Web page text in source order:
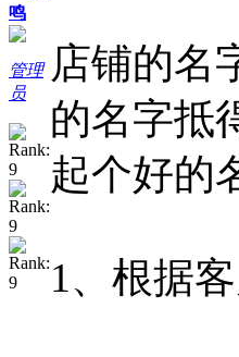
鸣
管理
员
店铺的名
的名字抵
起个好的
1、根据